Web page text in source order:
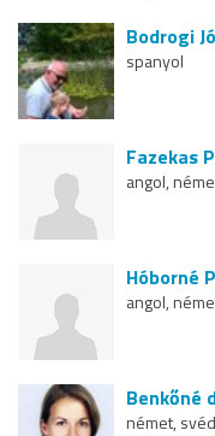
Bodrogi
spanyol
Fazekas
angol,
Hóborné
angol,
Benkőné
német,